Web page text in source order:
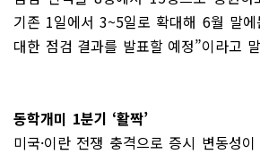
기존 1일에서 3~5일로 확대해 6월 말
대한 점검 결과를 발표할 예정”이라고
동학개미 1분기 ‘활짝’
미국·이란 전쟁 충격으로 증시 변동성